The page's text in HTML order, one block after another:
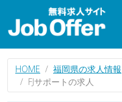
HOME 福岡県の求人情報
FJサポートの求人